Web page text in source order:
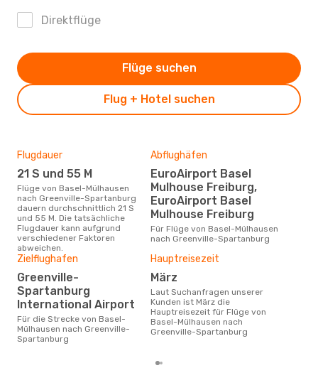
Direktflüge
Flug + Hotel suchen
Flüge suchen
Flugdauer
21 S und 55 M
Flüge von Basel-Mülhausen
nach Greenville-Spartanburg
dauern durchschnittlich 21 S
und 55 M. Die tatsächliche
Flugdauer kann aufgrund
verschiedener Faktoren
abweichen.
Abflughäfen
EuroAirport Basel
Mulhouse Freiburg,
EuroAirport Basel
Mulhouse Freiburg
Für Flüge von Basel-Mülhausen
nach Greenville-Spartanburg
Zielflughafen
Greenville-
Spartanburg
International Airport
Für die Strecke von Basel-
Mülhausen nach Greenville-
Spartanburg
Hauptreisezeit
März
Laut Suchanfragen unserer
Kunden ist März die
Hauptreisezeit für Flüge von
Basel-Mülhausen nach
Greenville-Spartanburg